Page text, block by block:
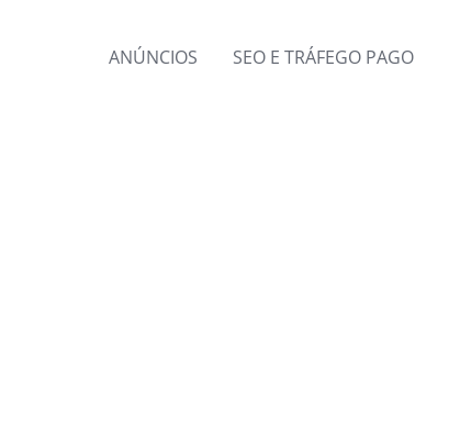
ANÚNCIOS SEO E TRÁFEGO PAGO